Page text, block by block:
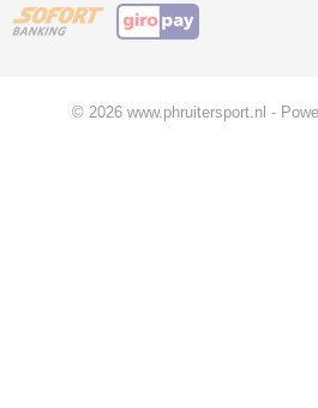
© 2026 www.phruitersport.nl -